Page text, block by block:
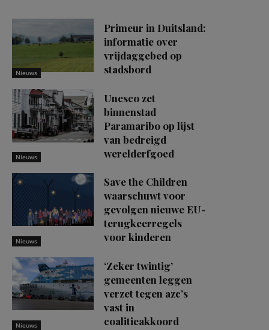
Nieuws
Primeur in Duitsland:
informatie over
vrijdaggebed op
stadsbord
Nieuws
Unesco zet
binnenstad
Paramaribo op lijst
van bedreigd
werelderfgoed
Nieuws
Save the Children
waarschuwt voor
gevolgen nieuwe EU-
terugkeerregels
voor kinderen
Nieuws
‘Zeker twintig’
gemeenten leggen
verzet tegen azc’s
vast in
coalitieakkoord